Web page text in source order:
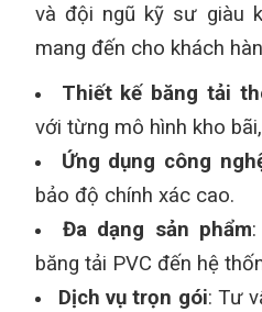
và đội ngũ kỹ sư giàu
mang đến cho khách
Thiết kế băng tải
với từng mô hình kho
Ứng dụng công
bảo độ chính xác cao.
Đa dạng sản phẩm
băng tải PVC đến hệ
Dịch vụ trọn gói: Tư